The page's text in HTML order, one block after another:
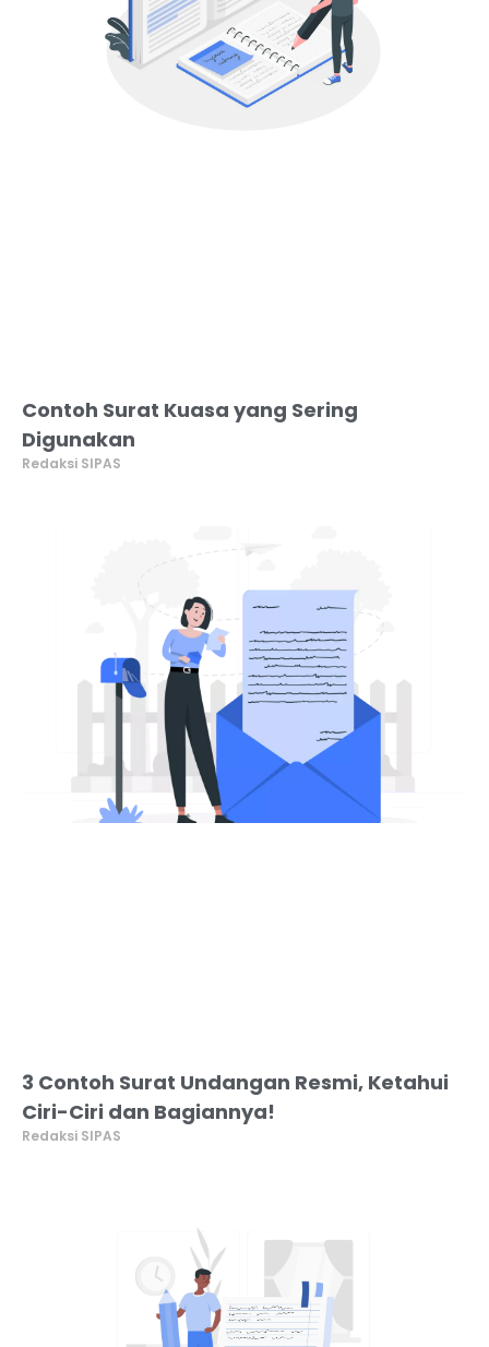
Contoh Surat Kuasa yang Sering
Digunakan
Redaksi SIPAS
3 Contoh Surat Undangan Resmi, Ketahui
Ciri-Ciri dan Bagiannya!
Redaksi SIPAS